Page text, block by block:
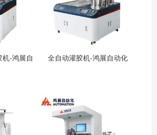
机-鸿展自
全自动灌胶机-鸿展自动化